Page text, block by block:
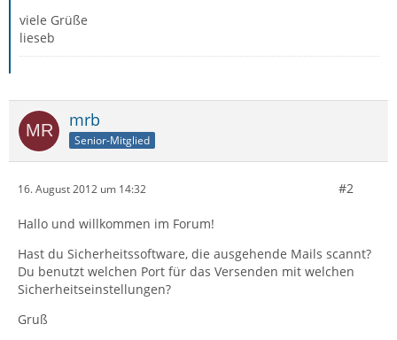
viele Grüße
lieseb
mrb
Senior-Mitglied
16. August 2012 um 14:32 #2
Hallo und willkommen im Forum!
Hast du Sicherheitssoftware, die ausgehende Mails scannt?
Du benutzt welchen Port für das Versenden mit welchen
Sicherheitseinstellungen?
Gruß